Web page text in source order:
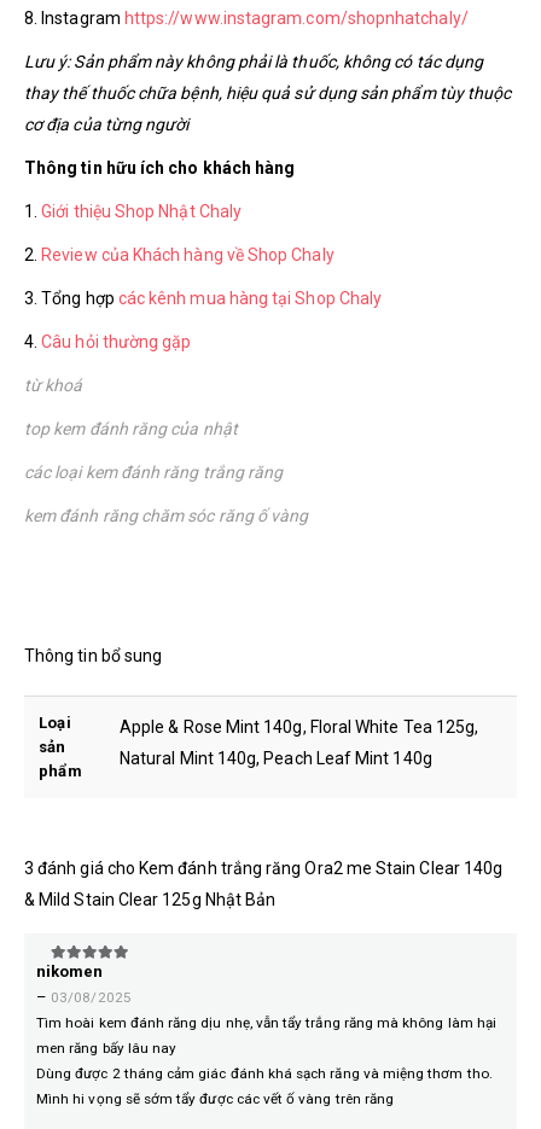
8. Instagram https://www.instagram.com/shopnhatchaly/
Lưu ý: Sản phẩm này không phải là thuốc, không có tác dụng
thay thế thuốc chữa bệnh, hiệu quả sử dụng sản phẩm tùy thuộc
cơ địa của từng người
Thông tin hữu ích cho khách hàng
1.Giới thiệu Shop Nhật Chaly
2. Review của Khách hàng về Shop Chaly
3. Tổng hợp các kênh mua hàng tại Shop Chaly
4.Câu hỏi thường gặp
từ khoá
top kem đánh răng của nhật
các loại kem đánh răng trắng răng
kem đánh răng chăm sóc răng ố vàng
Thông tin bổ sung
Loại
sản
phẩm
Apple & Rose Mint 140g, Floral White Tea 125g,
Natural Mint 140g, Peach Leaf Mint 140g
3 đánh giá cho Kem đánh trắng răng Ora2 me Stain Clear 140g
& Mild Stain Clear 125g Nhật Bản
5trên 5
nikomen
– 03/08/2025
Tìm hoài kem đánh răng dịu nhẹ, vẫn tẩy trắng răng mà không làm hại
men răng bấy lâu nay
Dùng được 2 tháng cảm giác đánh khá sạch răng và miệng thơm tho.
Mình hi vọng sẽ sớm tẩy được các vết ố vàng trên răng